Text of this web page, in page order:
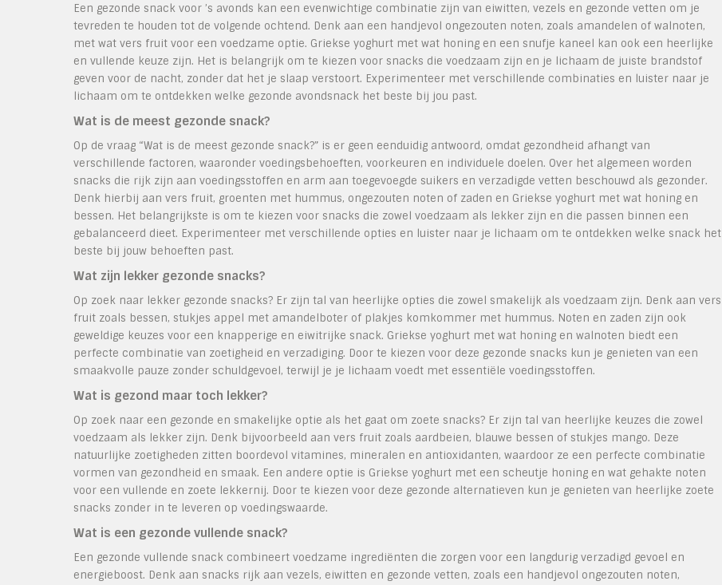
Een gezonde snack voor ’s avonds kan een evenwichtige combinatie zijn van eiwitten, vezels en gezonde vetten om je
tevreden te houden tot de volgende ochtend. Denk aan een handjevol ongezouten noten, zoals amandelen of walnoten,
met wat vers fruit voor een voedzame optie. Griekse yoghurt met wat honing en een snufje kaneel kan ook een heerlijke
en vullende keuze zijn. Het is belangrijk om te kiezen voor snacks die voedzaam zijn en je lichaam de juiste brandstof
geven voor de nacht, zonder dat het je slaap verstoort. Experimenteer met verschillende combinaties en luister naar je
lichaam om te ontdekken welke gezonde avondsnack het beste bij jou past.
Wat is de meest gezonde snack?
Op de vraag “Wat is de meest gezonde snack?” is er geen eenduidig antwoord, omdat gezondheid afhangt van
verschillende factoren, waaronder voedingsbehoeften, voorkeuren en individuele doelen. Over het algemeen worden
snacks die rijk zijn aan voedingsstoffen en arm aan toegevoegde suikers en verzadigde vetten beschouwd als gezonder.
Denk hierbij aan vers fruit, groenten met hummus, ongezouten noten of zaden en Griekse yoghurt met wat honing en
bessen. Het belangrijkste is om te kiezen voor snacks die zowel voedzaam als lekker zijn en die passen binnen een
gebalanceerd dieet. Experimenteer met verschillende opties en luister naar je lichaam om te ontdekken welke snack het
beste bij jouw behoeften past.
Wat zijn lekker gezonde snacks?
Op zoek naar lekker gezonde snacks? Er zijn tal van heerlijke opties die zowel smakelijk als voedzaam zijn. Denk aan vers
fruit zoals bessen, stukjes appel met amandelboter of plakjes komkommer met hummus. Noten en zaden zijn ook
geweldige keuzes voor een knapperige en eiwitrijke snack. Griekse yoghurt met wat honing en walnoten biedt een
perfecte combinatie van zoetigheid en verzadiging. Door te kiezen voor deze gezonde snacks kun je genieten van een
smaakvolle pauze zonder schuldgevoel, terwijl je je lichaam voedt met essentiële voedingsstoffen.
Wat is gezond maar toch lekker?
Op zoek naar een gezonde en smakelijke optie als het gaat om zoete snacks? Er zijn tal van heerlijke keuzes die zowel
voedzaam als lekker zijn. Denk bijvoorbeeld aan vers fruit zoals aardbeien, blauwe bessen of stukjes mango. Deze
natuurlijke zoetigheden zitten boordevol vitamines, mineralen en antioxidanten, waardoor ze een perfecte combinatie
vormen van gezondheid en smaak. Een andere optie is Griekse yoghurt met een scheutje honing en wat gehakte noten
voor een vullende en zoete lekkernij. Door te kiezen voor deze gezonde alternatieven kun je genieten van heerlijke zoete
snacks zonder in te leveren op voedingswaarde.
Wat is een gezonde vullende snack?
Een gezonde vullende snack combineert voedzame ingrediënten die zorgen voor een langdurig verzadigd gevoel en
energieboost. Denk aan snacks rijk aan vezels, eiwitten en gezonde vetten, zoals een handjevol ongezouten noten,